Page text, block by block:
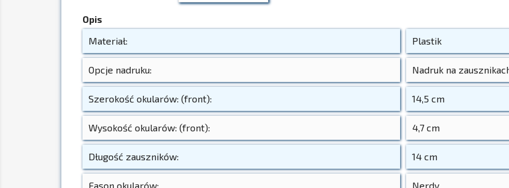
Opis
Materiał: Plastik
Opcje nadruku: Nadruk na
Szerokość okularów: (front): 14,5 cm
Wysokość okularów: (front): 4,7 cm
Długość zauszników: 14 cm
Fason okularów: Nerdy